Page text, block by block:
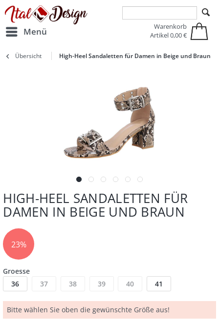
Zur Hauptnavigation springen Zum Hauptinhalt springen
Menü
Warenkorb
Artikel0,00 €
Übersicht High-Heel Sandaletten für Damen in Beige und Braun
HIGH-HEEL SANDALETTEN FÜR
DAMEN IN BEIGE UND BRAUN
23%
Groesse
36
37 38 39 40 41
Bitte wählen Sie oben die gewünschte Größe aus!